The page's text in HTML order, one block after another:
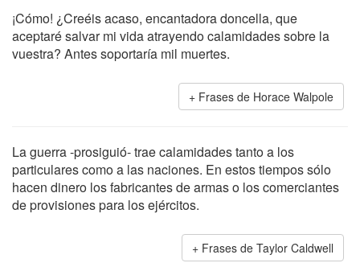
¡Cómo! ¿Creéis acaso, encantadora doncella, que
aceptaré salvar mi vida atrayendo calamidades sobre la
vuestra? Antes soportaría mil muertes.
Frases de Horace Walpole
La guerra -prosiguió- trae calamidades tanto a los
particulares como a las naciones. En estos tiempos sólo
hacen dinero los fabricantes de armas o los comerciantes
de provisiones para los ejércitos.
Frases de Taylor Caldwell